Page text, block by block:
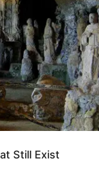
Still Exist
BRAINBERRIES
Tallest
Height Is